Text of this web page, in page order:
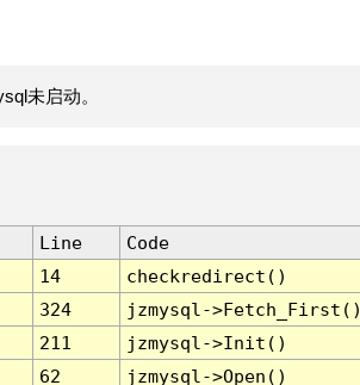
未启动。
Line
Code
14
checkredirect()
324
jzmysql-
211
jzmysql->Init()
62
jzmysql->Open()